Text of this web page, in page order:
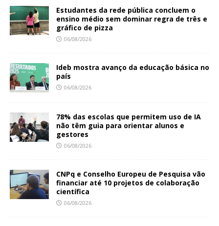
Estudantes da rede pública concluem o
ensino médio sem dominar regra de três e
gráfico de pizza
06/08/2026
Ideb mostra avanço da educação básica no
país
06/08/2026
78% das escolas que permitem uso de IA
não têm guia para orientar alunos e
gestores
06/08/2026
CNPq e Conselho Europeu de Pesquisa vão
financiar até 10 projetos de colaboração
científica
06/08/2026